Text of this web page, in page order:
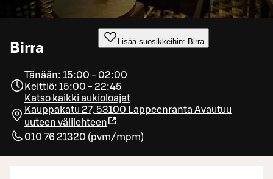
Birra Lisää suosikkeihin: Birra
Tänään: 15:00 - 02:00
Keittiö: 15:00 - 22:45
Katso kaikki aukioloajat
Kauppakatu 27, 53100 Lappeenranta Avautuu
uuteen välilehteen
010 76 21320 (pvm/mpm)